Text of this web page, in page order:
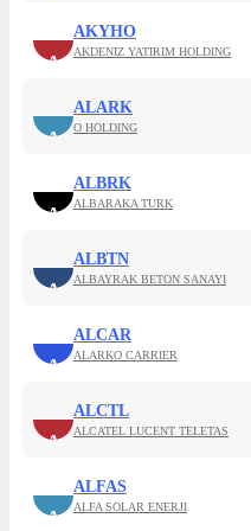
A
AKYHO
AKDENIZ YATIRIM HOLDING
A
ALARK
O HOLDING
A
ALBRK
ALBARAKA TURK
A
ALBTN
ALBAYRAK BETON SANAYI
A
ALCAR
ALARKO CARRIER
A
ALCTL
ALCATEL LUCENT TELETAS
A
ALFAS
ALFA SOLAR ENERJI